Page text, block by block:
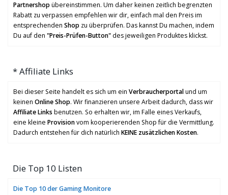
Partnershopübereinstimmen. Um daher keinen zeitlich begrenzten
Rabatt zu verpassen empfehlen wir dir, einfach mal den Preis im
entsprechenden Shop zu überprüfen. Das kannst Du machen, indem
Du auf den "Preis-Prüfen-Button" des jeweiligen Produktes klickst.
* Affiliate Links
Bei dieser Seite handelt es sich um ein Verbraucherportalund um
keinen Online Shop. Wir finanzieren unsere Arbeit dadurch, dass wir
Affiliate Links benutzen. So erhalten wir, im Falle eines Verkaufs,
eine kleine Provisionvom kooperierenden Shop für die Vermittlung.
Dadurch entstehen für dich natürlich KEINE zusätzlichen Kosten.
Die Top 10 Listen
Die Top 10 der Gaming Monitore